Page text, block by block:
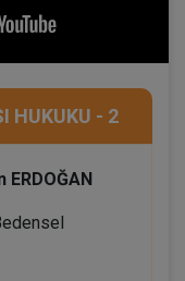
HUKUKU - 2
ERDOĞAN